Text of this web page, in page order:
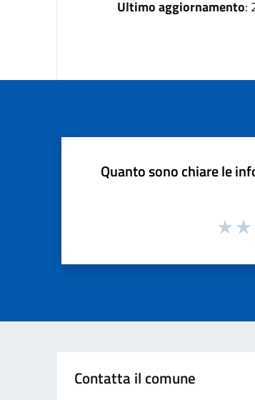
Ultimo aggiornamento:
Quanto sono chiare le
Contatta il comune